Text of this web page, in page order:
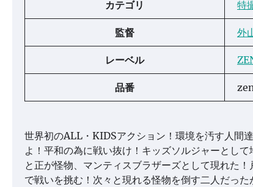
カテゴリ 特
監督 外
レーベル
品番
世界初のALL・KIDSアクション！環境を汚す人間
よ！平和の為に戦い抜け！キッズソルジャーとし
と正が怪物、マンティスブラザーズとして現れた
で戦いを挑む！次々と現れる怪物を倒す二人だっ